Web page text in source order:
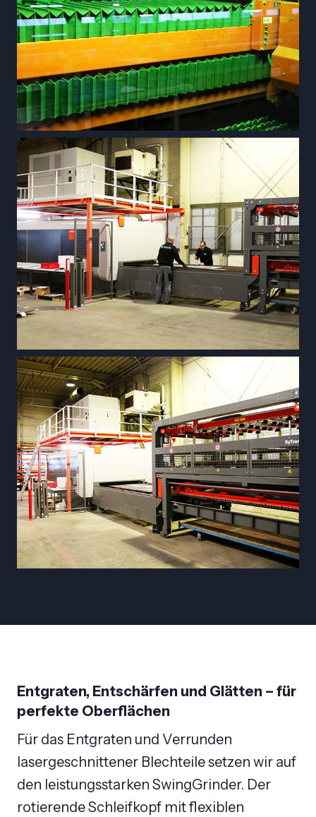
Entgraten, Entschärfen und Glätten – für
perfekte Oberflächen
Für das Entgraten und Verrunden
lasergeschnittener Blechteile setzen wir auf
den leistungsstarken SwingGrinder. Der
rotierende Schleifkopf mit flexiblen